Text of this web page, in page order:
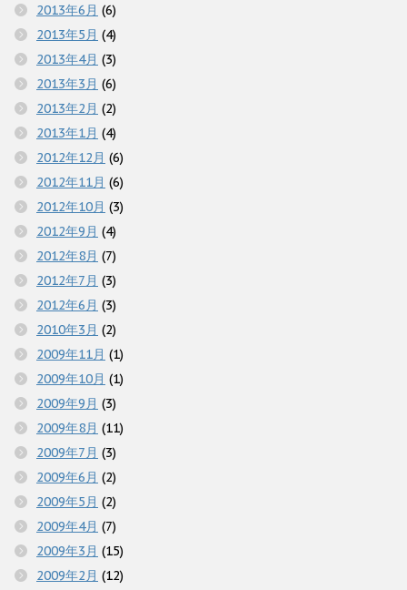
2013年6月 (6)
2013年5月 (4)
2013年4月 (3)
2013年3月 (6)
2013年2月 (2)
2013年1月 (4)
2012年12月 (6)
2012年11月 (6)
2012年10月 (3)
2012年9月 (4)
2012年8月 (7)
2012年7月 (3)
2012年6月 (3)
2010年3月 (2)
2009年11月 (1)
2009年10月 (1)
2009年9月 (3)
2009年8月 (11)
2009年7月 (3)
2009年6月 (2)
2009年5月 (2)
2009年4月 (7)
2009年3月 (15)
2009年2月 (12)